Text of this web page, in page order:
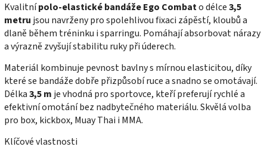
Kvalitnípolo-elastické bandáže Ego Combato délce3,5
metru jsou navrženy pro spolehlivou fixaci zápěstí, kloubů a
dlaně během tréninku i sparringu. Pomáhají absorbovat nárazy
a výrazně zvyšují stabilitu ruky při úderech.
Materiál kombinuje pevnost bavlny s mírnou elasticitou, díky
které se bandáže dobře přizpůsobí ruce a snadno se omotávají.
Délka3,5 m je vhodná pro sportovce, kteří preferují rychlé a
efektivní omotání bez nadbytečného materiálu. Skvělá volba
pro box, kickbox, Muay Thai i MMA.
Klíčové vlastnosti